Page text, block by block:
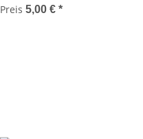
Preis 5,00 € *